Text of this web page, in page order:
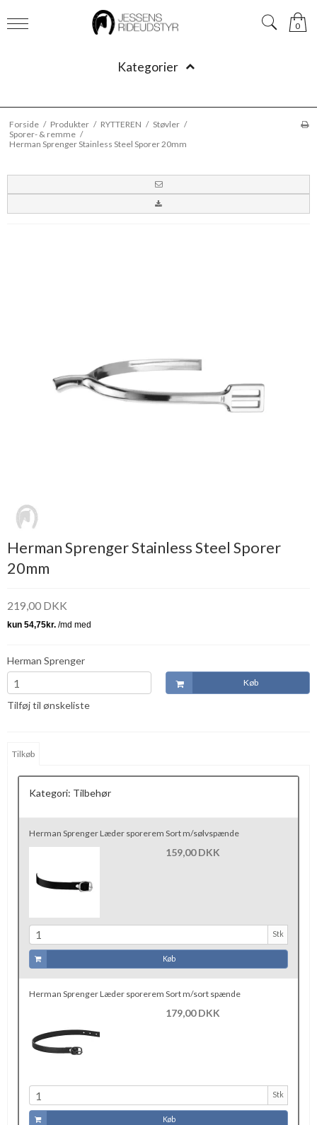
0
Kategorier
Forside / Produkter / RYTTEREN / Støvler /
Sporer- & remme /
Herman Sprenger Stainless Steel Sporer 20mm
Herman Sprenger Stainless Steel Sporer
20mm
219,00 DKK
Herman Sprenger
Køb
Tilføj til ønskeliste
Tilkøb
Kategori: Tilbehør
Herman Sprenger Læder sporerem Sort m/sølvspænde
159,00 DKK
Stk
Køb
Herman Sprenger Læder sporerem Sort m/sort spænde
179,00 DKK
Stk
Køb